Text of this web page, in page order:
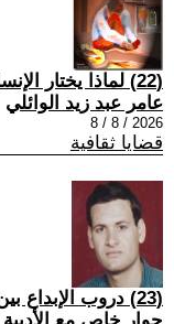
(22) لماذا يختار الإنسان العبودية؟
عامر عبد زيد الوائلي
2026 / 8 / 8
قضايا ثقافية
(23) دروب